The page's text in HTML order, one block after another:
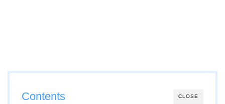
CLOSE
Contents